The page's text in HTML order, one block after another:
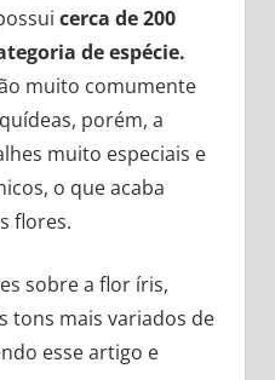
cerca de 200
de espécie.
muito comumente
porém, a
muito especiais e
o que acaba
flores.
sobre a flor íris,
tons mais variados de
esse artigo e